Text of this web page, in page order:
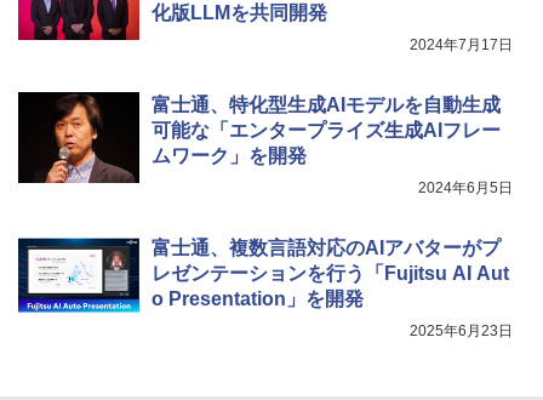
化版LLMを共同開発
2024年7月17日
富士通、特化型生成AIモデルを自動生成
可能な「エンタープライズ生成AIフレー
ムワーク」を開発
2024年6月5日
富士通、複数言語対応のAIアバターがプ
レゼンテーションを行う「Fujitsu AI Aut
o Presentation」を開発
2025年6月23日